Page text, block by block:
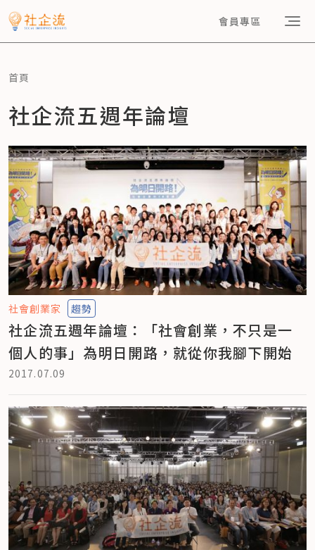
會員專區
首頁
社企流五週年論壇
社會創業家 趨勢
社企流五週年論壇：「社會創業，不只是一
個人的事」為明日開路，就從你我腳下開始
2017.07.09